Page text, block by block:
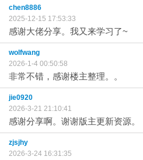
chen8886
2025-12-15 17:53:33
感谢大佬分享。我又来学习了~
wolfwang
2026-1-4 00:50:58
非常不错，感谢楼主整理。。
jie0920
2026-3-21 21:10:41
感谢分享啊。谢谢版主更新资源。
zjsjhy
2026-3-24 16:31:35